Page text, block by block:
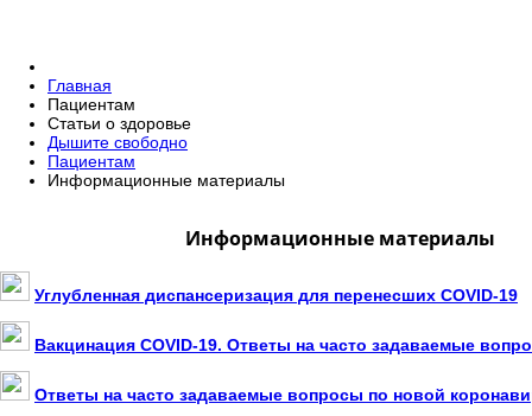
Главная
Пациентам
Статьи о здоровье
Дышите свободно
Пациентам
Информационные материалы
Информационные материалы
Углубленная диспансеризация для перенесших COVID-19
Вакцинация COVID-19. Ответы на часто задаваемые
Ответы на часто задаваемые вопросы по новой